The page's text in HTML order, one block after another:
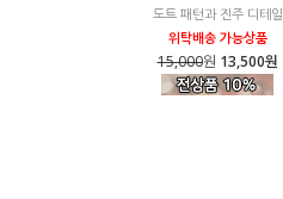
도트 패턴과 진주 디테일
위탁배송 가능상품
15,000원 13,500원